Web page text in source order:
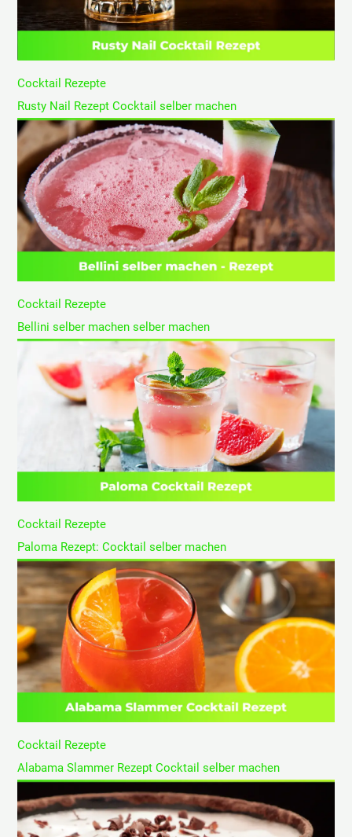
Cocktail Rezepte
Rusty Nail Rezept Cocktail selber machen
Cocktail Rezepte
Bellini selber machen selber machen
Cocktail Rezepte
Paloma Rezept: Cocktail selber machen
Cocktail Rezepte
Alabama Slammer Rezept Cocktail selber machen